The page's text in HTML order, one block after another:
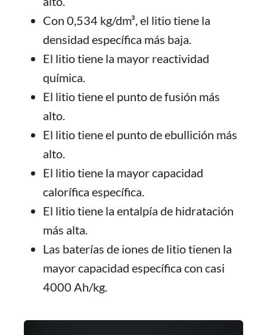
Con 0,534 kg/dm³, el litio tiene la
densidad específica más baja.
El litio tiene la mayor reactividad
química.
El litio tiene el punto de fusión más
alto.
El litio tiene el punto de ebullición más
alto.
El litio tiene la mayor capacidad
calorífica específica.
El litio tiene la entalpía de hidratación
más alta.
Las baterías de iones de litio tienen la
mayor capacidad específica con casi
4000 Ah/kg.